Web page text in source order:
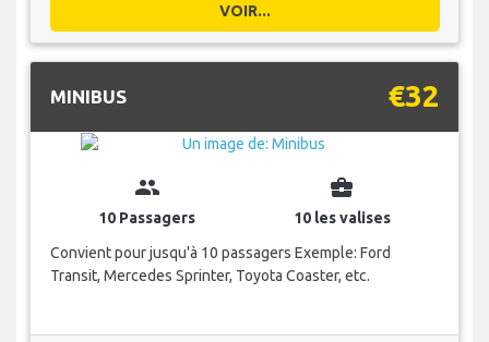
VOIR...
MINIBUS €32
group
10 Passagers
business_center
10 les valises
Convient pour jusqu'à 10 passagers Exemple: Ford
Transit, Mercedes Sprinter, Toyota Coaster, etc.